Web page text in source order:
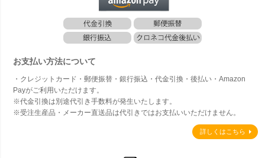
お支払い方法について
・クレジットカード・郵便振替・銀行振込・代金引換・後払い・Amazon
Payがご利用いただけます。
※代金引換は別途代引き手数料が発生いたします。
※受注生産品・メーカー直送品は代引きではお支払いいただけません。
詳しくはこちら